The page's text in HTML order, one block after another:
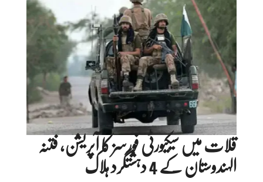
قلات میں سیکیورٹی فورسز کا آپریشن، فتنہ
الہندوستان کے 4 دہشتگرد ہلاک